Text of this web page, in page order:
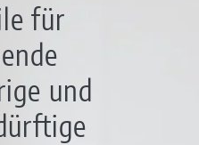
für
und